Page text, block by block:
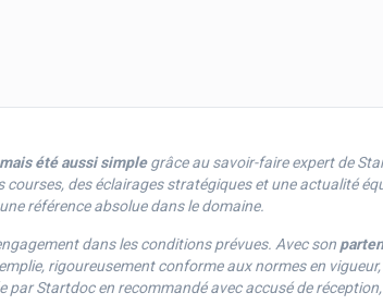
été aussi simplegrâce au savoir-faire expert de
des éclairages stratégiques et une actualité
référence absolue dans le domaine.
dans les conditions prévues. Avec son
rigoureusement conforme aux normes en
par Startdoc en recommandé avec accusé de